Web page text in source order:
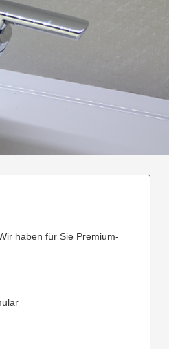
haben für Sie Premium-